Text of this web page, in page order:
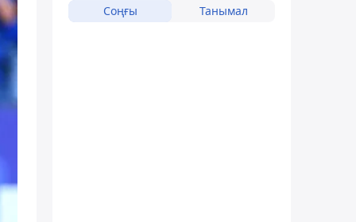
Соңғы Танымал